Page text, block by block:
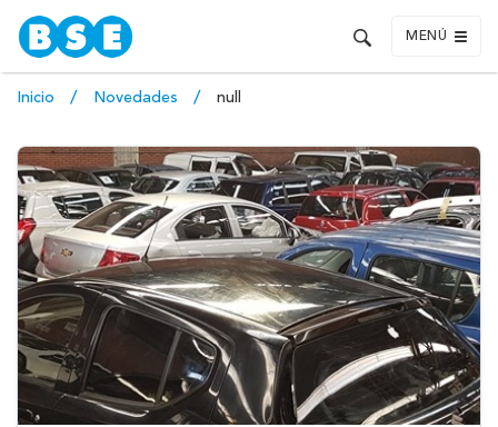
MENÚ
Inicio Novedades null